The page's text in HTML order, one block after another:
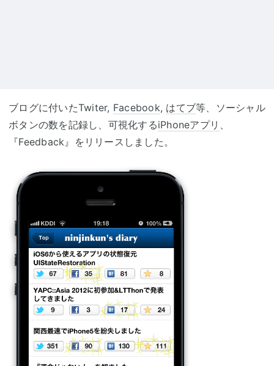
ブログに付いたTwiter, Facebook, はてブ等、ソーシャル
ボタンの数を記録し、可視化するiPhoneアプリ 、
『Feedback』をリリースしました。